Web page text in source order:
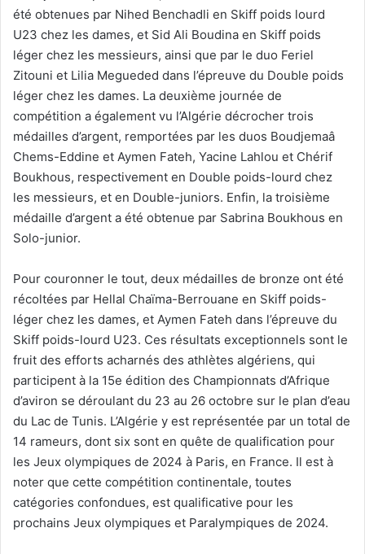
été obtenues par Nihed Benchadli en Skiff poids lourd
U23 chez les dames, et Sid Ali Boudina en Skiff poids
léger chez les messieurs, ainsi que par le duo Feriel
Zitouni et Lilia Megueded dans l’épreuve du Double poids
léger chez les dames. La deuxième journée de
compétition a également vu l’Algérie décrocher trois
médailles d’argent, remportées par les duos Boudjemaâ
Chems-Eddine et Aymen Fateh, Yacine Lahlou et Chérif
Boukhous, respectivement en Double poids-lourd chez
les messieurs, et en Double-juniors. Enfin, la troisième
médaille d’argent a été obtenue par Sabrina Boukhous en
Solo-junior.
Pour couronner le tout, deux médailles de bronze ont été
récoltées par Hellal Chaïma-Berrouane en Skiff poids-
léger chez les dames, et Aymen Fateh dans l’épreuve du
Skiff poids-lourd U23. Ces résultats exceptionnels sont le
fruit des efforts acharnés des athlètes algériens, qui
participent à la 15e édition des Championnats d’Afrique
d’aviron se déroulant du 23 au 26 octobre sur le plan d’eau
du Lac de Tunis. L’Algérie y est représentée par un total de
14 rameurs, dont six sont en quête de qualification pour
les Jeux olympiques de 2024 à Paris, en France. Il est à
noter que cette compétition continentale, toutes
catégories confondues, est qualificative pour les
prochains Jeux olympiques et Paralympiques de 2024.